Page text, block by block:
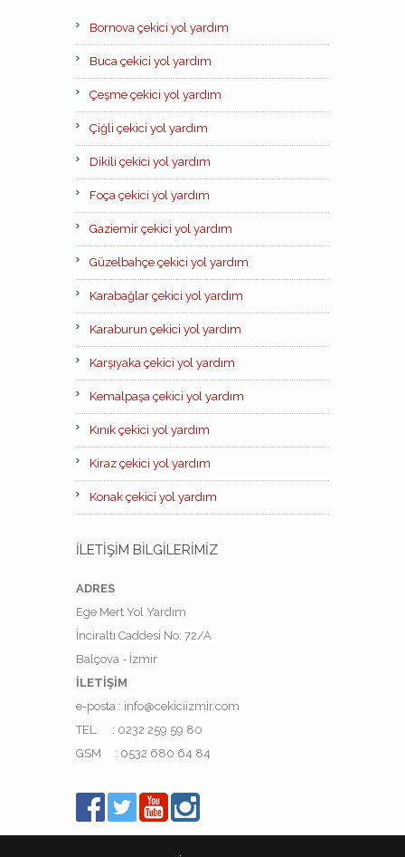
Bornova çekici yol yardım
Buca çekici yol yardım
Çeşme çekici yol yardım
Çiğli çekici yol yardım
Dikili çekici yol yardım
Foça çekici yol yardım
Gaziemir çekici yol yardım
Güzelbahçe çekici yol yardım
Karabağlar çekici yol yardım
Karaburun çekici yol yardım
Karşıyaka çekici yol yardım
Kemalpaşa çekici yol yardım
Kınık çekici yol yardım
Kiraz çekici yol yardım
Konak çekici yol yardım
İLETIŞIM BILGILERIMIZ
ADRES
Ege Mert Yol Yardım
İnciraltı Caddesi No: 72/A
Balçova - İzmir
İLETİŞİM
e-posta : info@cekiciizmir.com
TEL. : 0232 259 59 80
GSM : 0532 680 64 84